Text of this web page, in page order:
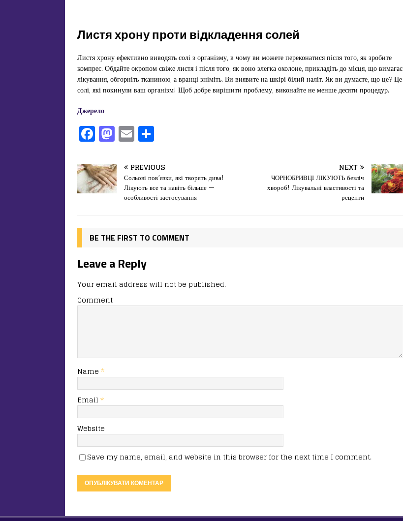
Листя хрону проти відкладення солей
Листя хрону ефективно виводять солі з організму, в чому ви можете переконатися після того, як зробите
компрес. Обдайте окропом свіже листя і після того, як воно злегка охолоне, прикладіть до місця, що вимагає
лікування, обгорніть тканиною, а вранці зніміть. Ви виявите на шкірі білий наліт. Як ви думаєте, що це? Це
солі, які покинули ваш організм! Щоб добре вирішити проблему, виконайте не менше десяти процедур.
Джерело
F
a
c
e
b
o
k
M
a
st
o
d
n
E
m
ai
l
іл
и
т
я
PREVIOUS
Сольові пов’язки, які творять дива!
Лікують все та навіть більше —
особливості застосування
NEXT
ЧОРНОБРИВЦІ ЛІКУЮТЬ безліч
хвороб! Лікувальні властивості та
рецепти
BE THE FIRST TO COMMENT
Leave a Reply
Your email address will not be published.
Comment
Name *
Email *
Website
Save my name, email, and website in this browser for the next time I comment.